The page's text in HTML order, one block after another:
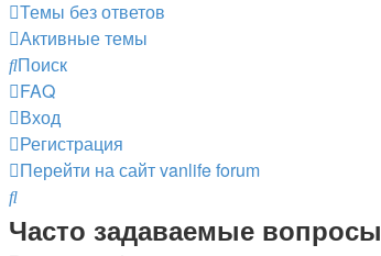
Темы без ответов
Активные темы
Поиск
FAQ
Вход
Регистрация
Перейти на сайтvanlife forum
Поиск
Часто задаваемые вопросы